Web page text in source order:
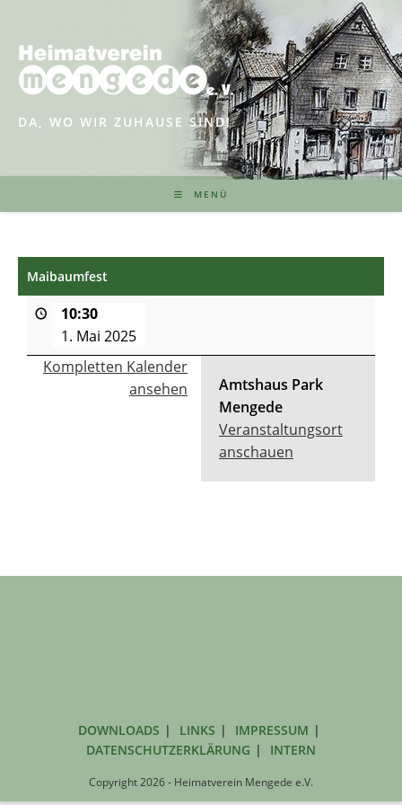
springen
DA, WO WIR ZUHAUSE SIND!
MENÜ
Maibaumfest
10:30
1. Mai 2025
Amtshaus Park
Mengede
Veranstaltungsort
anschauen
Kompletten Kalender
ansehen
DOWNLOADS LINKS
IMPRESSUM
DATENSCHUTZERKLÄRUNG
INTERN
Copyright 2026 - Heimatverein Mengede e.V.